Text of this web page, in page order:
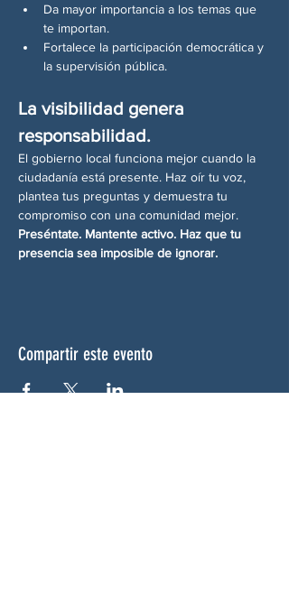
Da mayor importancia a los temas que
te importan.
Fortalece la participación democrática y
la supervisión pública.
La visibilidad genera
responsabilidad.
El gobierno local funciona mejor cuando la
ciudadanía está presente. Haz oír tu voz,
plantea tus preguntas y demuestra tu
compromiso con una comunidad mejor.
Preséntate. Mantente activo. Haz que tu
presencia sea imposible de ignorar.
Compartir este evento